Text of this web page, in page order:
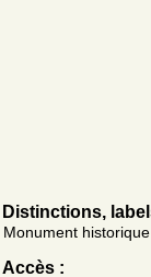
Distinctions,
Monument
Accès :